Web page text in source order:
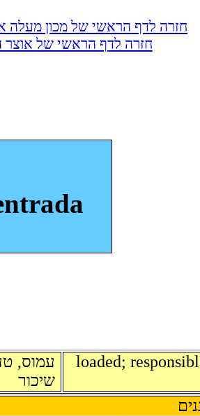
חזרה לדף הראשי של מכון מעלה
חזרה לדף הראשי של אוצר
עמוס,
שיכור
loaded;